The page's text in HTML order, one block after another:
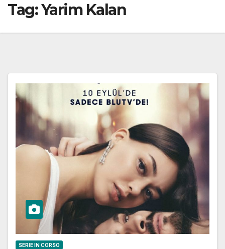
Tag:Yarim Kalan
SERIE IN CORSO